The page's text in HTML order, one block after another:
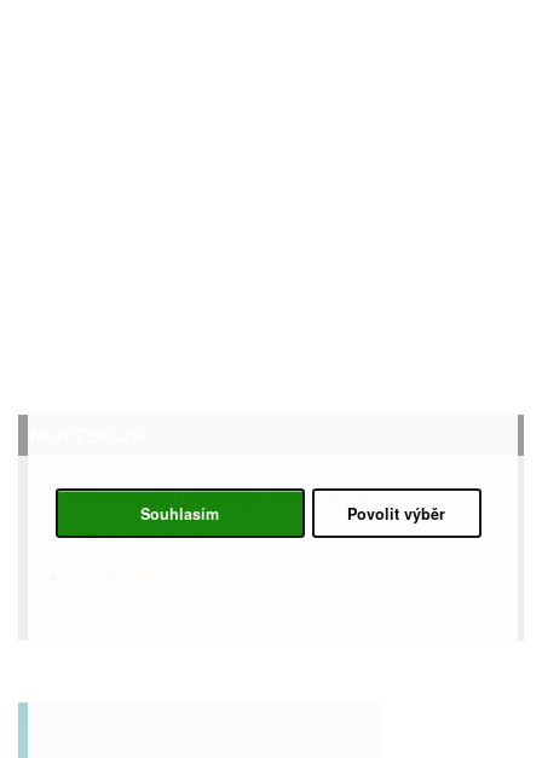
Fotovoltaický panel místo střešní krytiny
Želatina na klouby
Souhlasím Povolit výběr